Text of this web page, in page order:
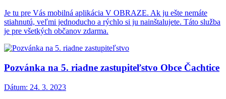
Je tu pre Vás mobilná aplikácia V OBRAZE. Ak ju ešte nemáte
stiahnutú, veľmi jednoducho a rýchlo si ju nainštalujete. Táto služba
je pre všetkých občanov zdarma.
Pozvánka na 5. riadne zastupiteľstvo Obce Čachtice
Dátum: 24. 3. 2023